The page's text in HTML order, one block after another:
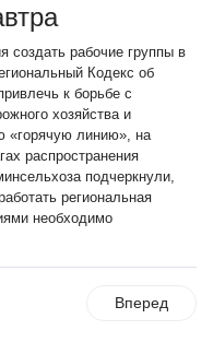
создать рабочие группы в
Кодекс об
к борьбе с
хозяйства и
«горячую линию», на
распространения
подчеркнули,
региональная
необходимо
Вперед